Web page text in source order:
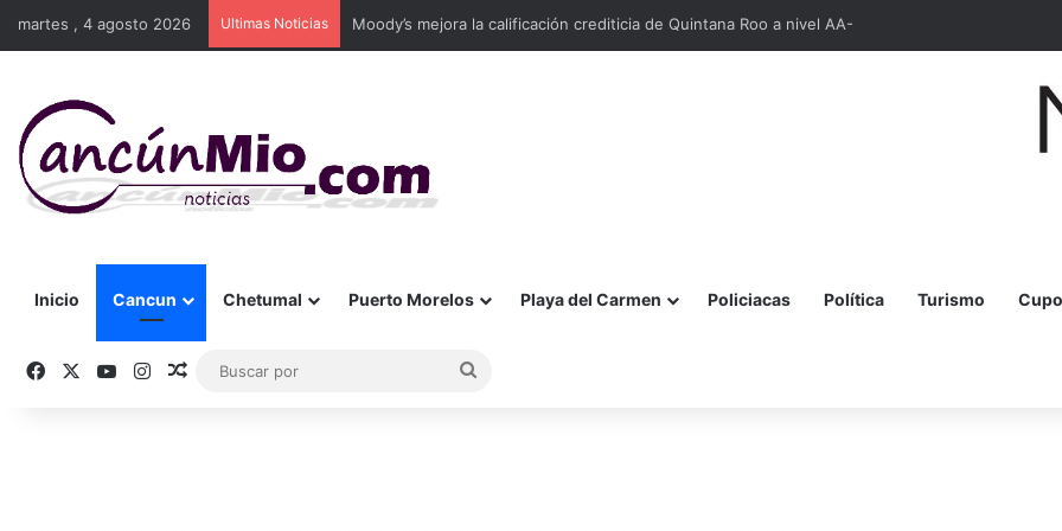
martes , 4 agosto 2026 Ultimas Noticias Moody’s mejora la calificación crediticia de Quintana Roo a nivel AA-
Inicio Cancun Chetumal Puerto Morelos Playa del Carmen Policiacas Política Turismo
FacebookYouTubeInstagram
Publicación al azar